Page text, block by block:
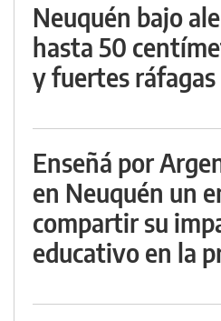
Neuquén bajo
hasta 50
y fuertes
Enseñá por
en Neuquén un
compartir su
educativo en la